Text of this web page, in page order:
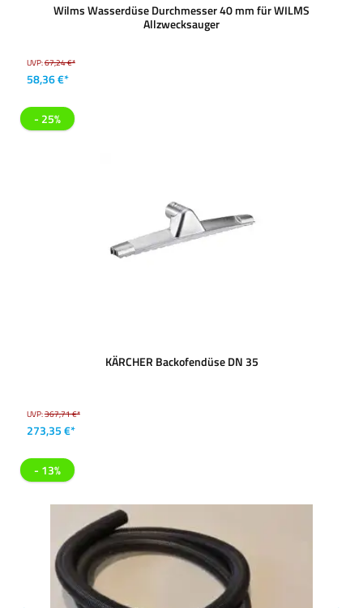
Wilms Wasserdüse Durchmesser 40 mm für WILMS
Allzwecksauger
UVP:67,24 €*
58,36 €*
- 25%
KÄRCHER Backofendüse DN 35
UVP:367,71 €*
273,35 €*
- 13%